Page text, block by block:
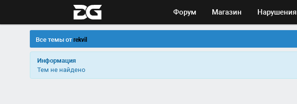
Форум Магазин Нарушения
Все темы отrekvil
Информация
Тем не найдено